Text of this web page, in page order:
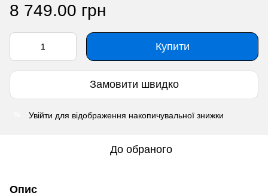
8 749.00 грн
Купити
Замовити швидко
Увійти для відображення накопичувальної знижки
До обраного
Опис